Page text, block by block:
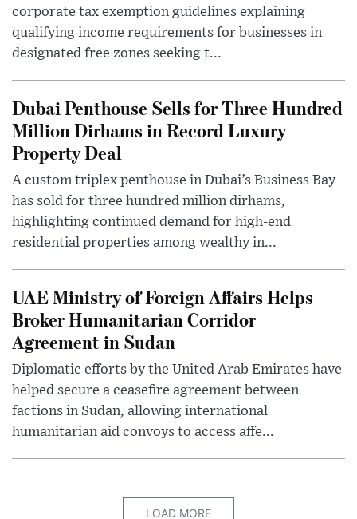
corporate tax exemption guidelines explaining
qualifying income requirements for businesses in
designated free zones seeking t...
Dubai Penthouse Sells for Three Hundred
Million Dirhams in Record Luxury
Property Deal
A custom triplex penthouse in Dubai’s Business Bay
has sold for three hundred million dirhams,
highlighting continued demand for high-end
residential properties among wealthy in...
UAE Ministry of Foreign Affairs Helps
Broker Humanitarian Corridor
Agreement in Sudan
Diplomatic efforts by the United Arab Emirates have
helped secure a ceasefire agreement between
factions in Sudan, allowing international
humanitarian aid convoys to access affe...
LOAD MORE